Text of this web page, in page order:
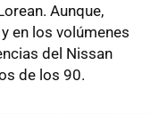
Aunque,
en los volúmenes
del Nissan
de los 90.